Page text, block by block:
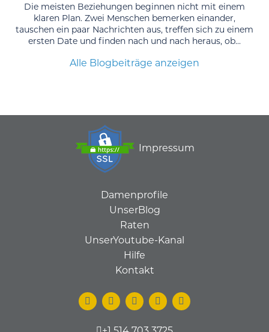
Die meisten Beziehungen beginnen nicht mit einem
klaren Plan. Zwei Menschen bemerken einander,
tauschen ein paar Nachrichten aus, treffen sich zu einem
ersten Date und finden nach und nach heraus, ob...
Alle Blogbeiträge anzeigen
Impressum
Damenprofile
UnserBlog
Raten
UnserYoutube-Kanal
Hilfe
Kontakt